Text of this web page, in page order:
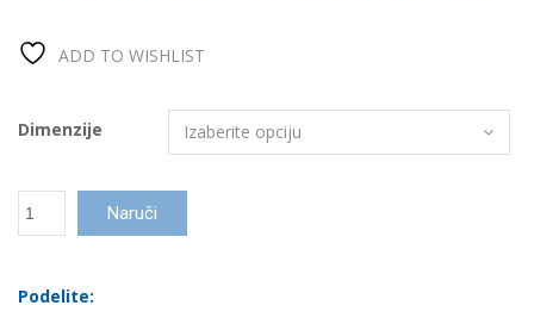
ADD TO WISHLIST
Dimenzije
Naruči
Podelite: